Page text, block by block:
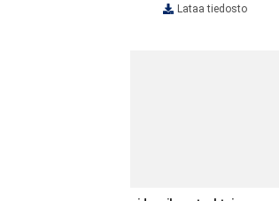
Lataa tiedosto